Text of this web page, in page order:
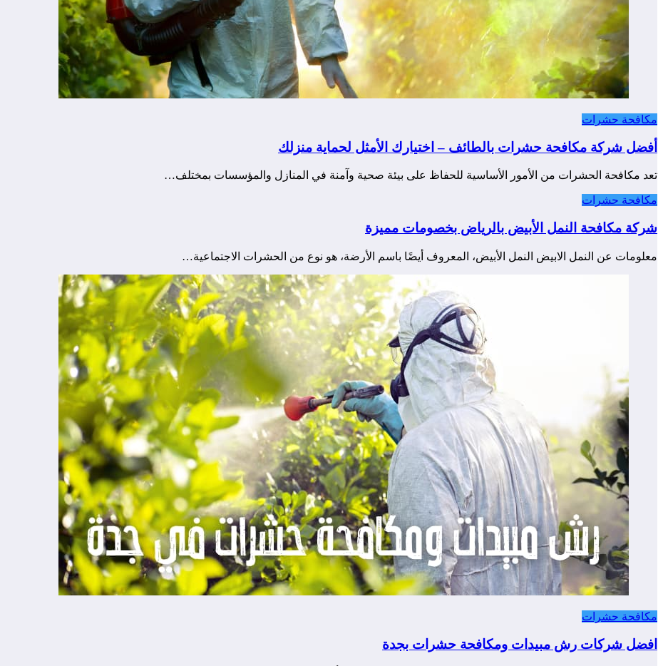
مكافحة حشرات
أفضل شركة مكافحة حشرات بالطائف – اختيارك الأمثل لحماية منزلك
تعد مكافحة الحشرات من الأمور الأساسية للحفاظ على بيئة صحية وآمنة في المنازل والمؤسسات بمختلف…
مكافحة حشرات
شركة مكافحة النمل الأبيض بالرياض بخصومات مميزة
معلومات عن النمل الابيض النمل الأبيض، المعروف أيضًا باسم الأرضة، هو نوع من الحشرات الاجتماعية…
مكافحة حشرات
افضل شركات رش مبيدات ومكافحة حشرات بجدة